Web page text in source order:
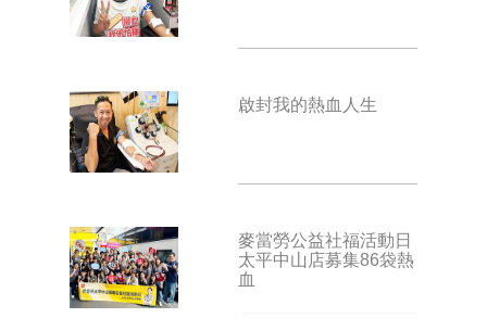
啟封我的熱血人生
麥當勞公益社福活動日
太平中山店募集86袋熱
血